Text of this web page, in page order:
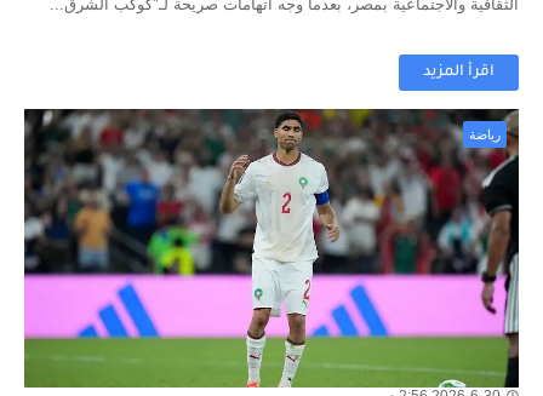
الثقافية والاجتماعية بمصر، بعدما وجه اتهامات صريحة لـ"كوكب الشرق...
اقرأ المزيد
رياضة